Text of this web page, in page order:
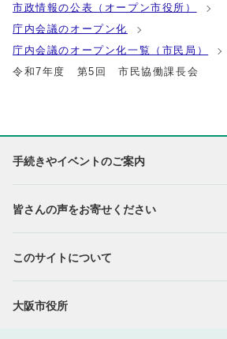
市政情報の公表（オープン市役所）
庁内会議のオープン化
庁内会議のオープン化一覧（市民局）
令和7年度 第5回 市民協働課長会
手続きやイベントのご案内
皆さんの声をお寄せください
このサイトについて
大阪市役所